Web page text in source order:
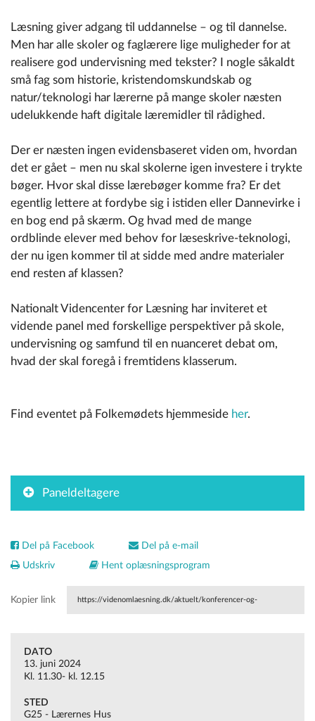
Læsning giver adgang til uddannelse – og til dannelse.
Men har alle skoler og faglærere lige muligheder for at
realisere god undervisning med tekster? I nogle såkaldt
små fag som historie, kristendomskundskab og
natur/teknologi har lærerne på mange skoler næsten
udelukkende haft digitale læremidler til rådighed.
Der er næsten ingen evidensbaseret viden om, hvordan
det er gået – men nu skal skolerne igen investere i trykte
bøger. Hvor skal disse lærebøger komme fra? Er det
egentlig lettere at fordybe sig i istiden eller Dannevirke i
en bog end på skærm. Og hvad med de mange
ordblinde elever med behov for læseskrive-teknologi,
der nu igen kommer til at sidde med andre materialer
end resten af klassen?
Nationalt Videncenter for Læsning har inviteret et
vidende panel med forskellige perspektiver på skole,
undervisning og samfund til en nuanceret debat om,
hvad der skal foregå i fremtidens klasserum.
Find eventet på Folkemødets hjemmeside her.
Paneldeltagere
Del på Facebook
Del på e-mail
Udskriv
Hent oplæsningsprogram
Kopier link https://videnomlaesning.dk/aktuelt/konferencer-og-
DATO
13. juni 2024
Kl. 11.30- kl. 12.15
STED
G25 - Lærernes Hus